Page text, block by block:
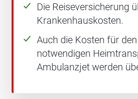
Die Reiseversicherung
Krankenhauskosten.
Auch die Kosten für
notwendigen
Ambulanzjet werden